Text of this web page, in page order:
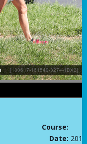
Course:
Date: